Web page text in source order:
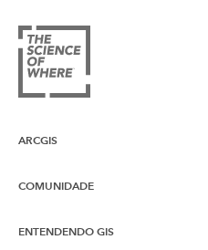
ARCGIS
Visão Geral do ArcGIS
Mapeamento
COMUNIDADE
Esri Community
ENTENDENDO GIS